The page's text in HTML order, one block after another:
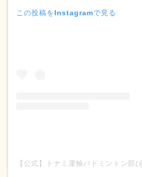
この投稿をInstagramで見る